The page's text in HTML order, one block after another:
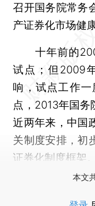
召开国务院常务
产证券化市场健
十年前的
试点；但2009
响，试点工作一
点，2013年国务
近两年来，中国
关制度安排，初
证券化制度框架。
本文